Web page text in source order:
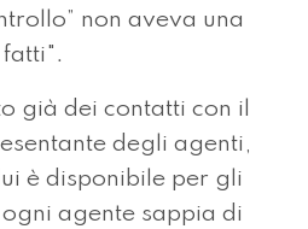
non aveva una
già dei contatti con il
degli agenti,
è disponibile per gli
agente sappia di